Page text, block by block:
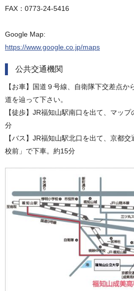
FAX：0773-24-5416
Google Map:
https://www.google.co.jp/maps
公共交通機関
【お車】国道９号線、自衛隊下交差点
道を辿って下さい。
【徒歩】JR福知山駅南口を出て、マッ
分
【バス】JR福知山駅北口を出て、京都
校前」で下車。約15分